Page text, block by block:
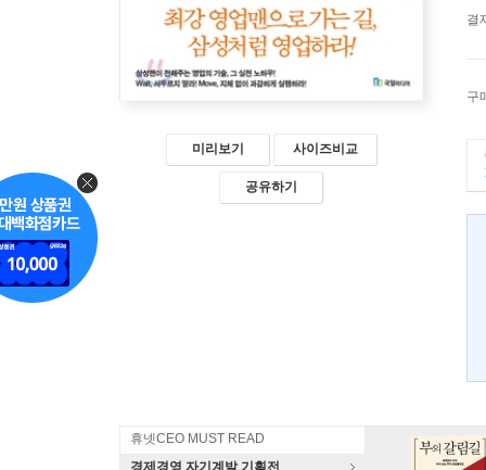
미리보기 사이즈비교
공유하기
결
구
휴넷CEO MUST READ
경제경영 자기계발 기획전